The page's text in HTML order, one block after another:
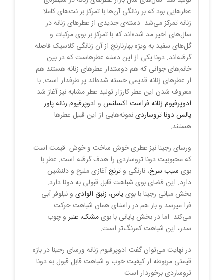
عطرهایی بود که بر زنانگی آن‌ها با تمرکز بر نت‌های کاملا
زنانه تمرکز می‌شد. دسته‌ی جدیدی از عطرهای زنانه در
سال‌های اخیر مد شده‌اند که با تمرکز بر بوی مرکبات و
گل‌های سفید به ویژه بهارنارنج از آن زنانگی کلاسیک فاصله
گرفته‌اند. دونا یکی از این دسته عطرهاست که در بین
خانم‌های جوانی که هم دوستدار عطرهای زنانه هستند هم
از عطرهای زنانه قدیمی خسته شده‌اند پر طرفدار است. با
معروف شدن این عطر کارزار تولید عطر مشابه نیز آغاز شد.
ادوپرفیوم زنانه فراست اکسلنسو ادوپرفیوم زنانه پاور
پالس دونا تروساردینمونه‌هایی از این قبیل عطرها
هستند.
ورسای رجینا نیز عطری خوش ساخت و خوش قیمت است
که محبوبیت دونا تروساردی را هدف گرفته است. عطر با
بوی سیب سرخ، نارنگی وترنجآغازی ملیح و دلنشین
دارد. این فضای بوی شباهت قابل قبولی به دونا دارد.
بخش میانی رجینا با بوییاس، زنبق الوادیو نیلوفر آبی
فرا میرسد و باز هم در راستای همان شباهت حرکت
می‌کند. اما در بخش پایانی با بویمشک، عنبرو چوب
سدر، این شباهت کمرنگ‌تر است.
در نهایت می‌توان گفت ادوپرفیوم زنانه ورسای رجینا در بازه
قیمتی مربوطه‌ از کیفیت خوب و شباهت قابل قبول به دونا
تروساردی برخوردار است.